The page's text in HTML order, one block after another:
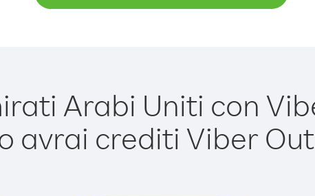
Arabi Uniti con
avrai crediti Viber